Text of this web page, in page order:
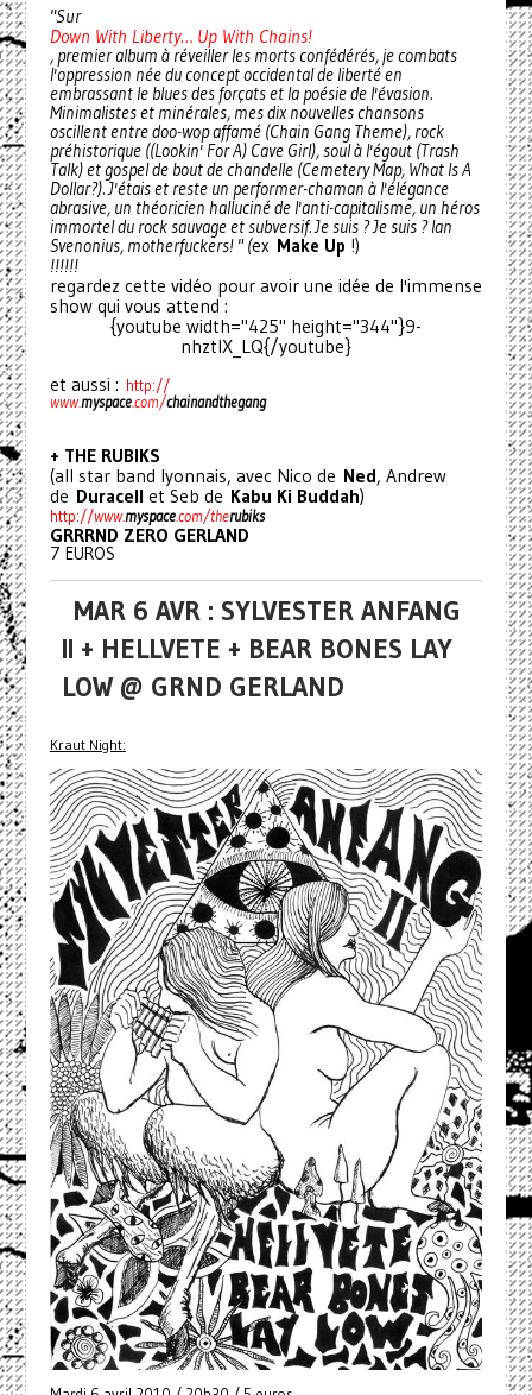
"Sur
Down With Liberty… Up With Chains!
, premier album à réveiller les morts confédérés, je combats
l'oppression née du concept occidental de liberté en
embrassant le blues des forçats et la poésie de l'évasion.
Minimalistes et minérales, mes dix nouvelles chansons
oscillent entre doo-wop affamé (Chain Gang Theme), rock
préhistorique ((Lookin' For A) Cave Girl), soul à l'égout (Trash
Talk) et gospel de bout de chandelle (Cemetery Map, What Is A
Dollar?). J'étais et reste un performer-chaman à l'élégance
abrasive, un théoricien halluciné de l'anti-capitalisme, un héros
immortel du rock sauvage et subversif. Je suis ? Je suis ? Ian
Svenonius, motherfuckers! " (ex Make Up !)
!!!!!!
regardez cette vidéo pour avoir une idée de l'immense
show qui vous attend :
{youtube width="425" height="344"}9-
nhztlX_LQ{/youtube}
et aussi : http://
www.myspace.com/chainandthegang
+ THE RUBIKS
(all star band lyonnais, avec Nico de Ned, Andrew
de Duracell et Seb de Kabu Ki Buddah)
http://www.myspace.com/therubiks
GRRRND ZERO GERLAND
7 EUROS
MAR 6 AVR : SYLVESTER ANFANG
II + HELLVETE + BEAR BONES LAY
LOW @ GRND GERLAND
Kraut Night: